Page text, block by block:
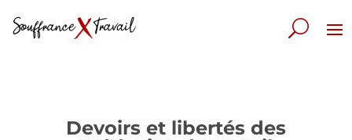
Devoirs et libertés des